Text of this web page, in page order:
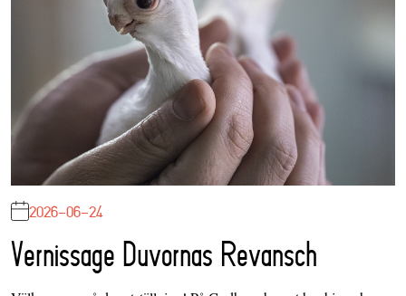
2026-06-24
Vernissage Duvornas Revansch